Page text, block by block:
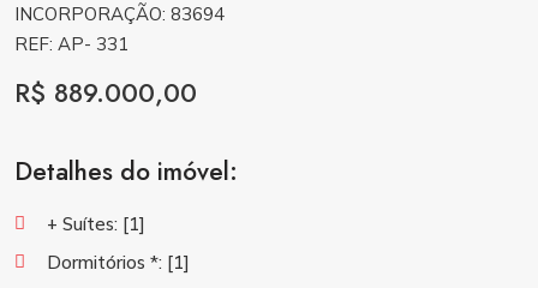
INCORPORAÇÃO: 83694
REF: AP- 331
R$ 889.000,00
Detalhes do imóvel:
+ Suítes: [1]
Dormitórios *: [1]